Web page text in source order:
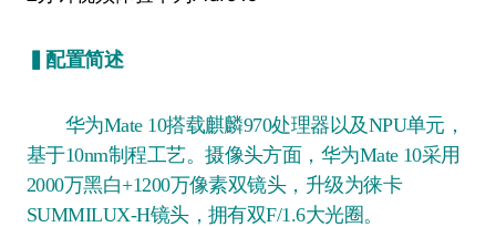
▍配置简述
华为Mate 10搭载麒麟970处理器以及NPU单元，
基于10nm制程工艺。摄像头方面，华为Mate 10采用
2000万黑白+1200万像素双镜头，升级为徕卡
SUMMILUX-H镜头，拥有双F/1.6大光圈。